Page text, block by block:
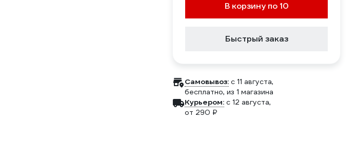
В корзину по 10
Быстрый заказ
Самовывоз: c 11 августа,
бесплатно, из 1 магазина
Курьером: c 12 августа,
от 290 ₽